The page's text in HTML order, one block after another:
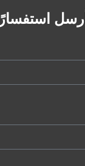
أرسل استفسارًا